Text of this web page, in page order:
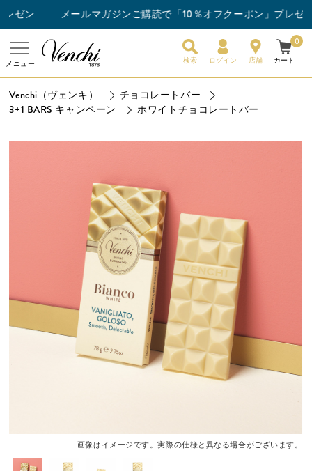
チョコレートバー3枚以上ご購入でスナックバーを1枚プレゼント！ メールマガジンご購読で「10％オフクーポン」プレゼント
メニュー 検索 ログイン 店舗 カート
0
Venchi（ヴェンキ）
チョコレートバー
3+1 BARS キャンペーン
ホワイトチョコレートバー
画像はイメージです。実際の仕様と異なる場合がございます。